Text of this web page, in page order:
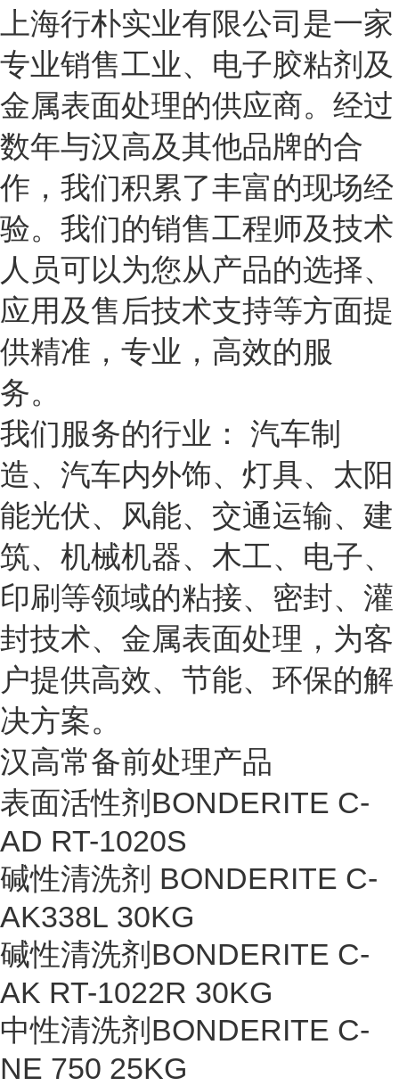
上海行朴实业有限公司是一家
专业销售工业、电子胶粘剂及
金属表面处理的供应商。经过
数年与汉高及其他品牌的合
作，我们积累了丰富的现场经
验。我们的销售工程师及技术
人员可以为您从产品的选择、
应用及售后技术支持等方面提
供精准，专业，高效的服
务。
我们服务的行业： 汽车制
造、汽车内外饰、灯具、太阳
能光伏、风能、交通运输、建
筑、机械机器、木工、电子、
印刷等领域的粘接、密封、灌
封技术、金属表面处理，为客
户提供高效、节能、环保的解
决方案。
汉高常备前处理产品
表面活性剂BONDERITE C-
AD RT-1020S
碱性清洗剂 BONDERITE C-
AK338L 30KG
碱性清洗剂BONDERITE C-
AK RT-1022R 30KG
中性清洗剂BONDERITE C-
NE 750 25KG